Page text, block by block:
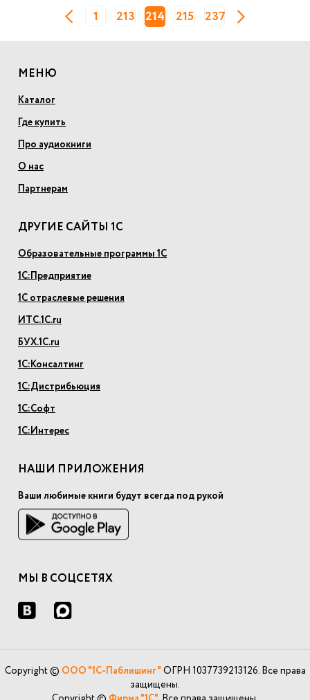
1 213 214 215 237
МЕНЮ
Каталог
Где купить
Про аудиокниги
О нас
Партнерам
ДРУГИЕ САЙТЫ 1С
Образовательные программы 1С
1С:Предприятие
1С отраслевые решения
ИТС.1С.ru
БУХ.1С.ru
1С:Консалтинг
1С:Дистрибьюция
1С:Софт
1С:Интерес
НАШИ ПРИЛОЖЕНИЯ
Ваши любимые книги будут всегда под рукой
МЫ В СОЦСЕТЯХ
Copyright © ООО "1С-Паблишинг" ОГРН 1037739213126. Все права
защищены.